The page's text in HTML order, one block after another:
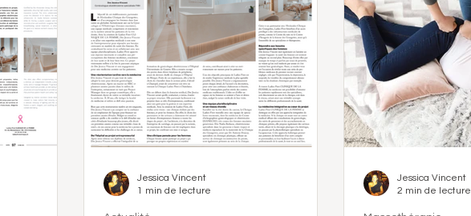
Jessica Vincent
1 min de lecture
Jessica Vincent
2 min de lecture